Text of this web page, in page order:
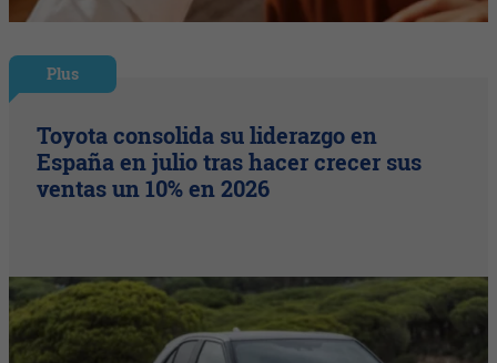
Plus
Toyota consolida su liderazgo en
España en julio tras hacer crecer sus
ventas un 10% en 2026